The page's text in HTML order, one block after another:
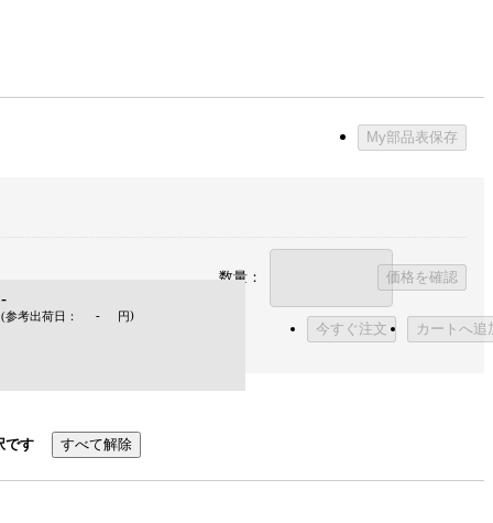
My部品表保存
-
(参考出荷日： - 円)
数量： 価格を確認
今すぐ注文 カートへ追
です すべて解除